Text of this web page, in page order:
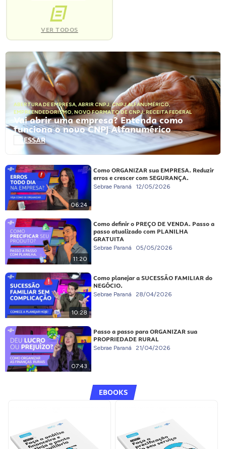
VER TODOS
ABERTURA DE EMPRESA, ABRIR CNPJ,CNPJ ALFANUMÉRICO,
EMPREENDEDORISMO, NOVO FORMATO DE CNPJ,RECEITA FEDERAL
Vai abrir uma empresa? Entenda como
funciona o novo CNPJ Alfanumérico
ACESSAR
06:24
Como ORGANIZAR sua EMPRESA. Reduzir
erros e crescer com SEGURANÇA.
Sebrae Paraná 12/05/2026
11:20
Como definir o PREÇO DE VENDA. Passo a
passo atualizado com PLANILHA
GRATUITA
Sebrae Paraná 05/05/2026
10:28
Como planejar a SUCESSÃO FAMILIAR do
NEGÓCIO.
Sebrae Paraná 28/04/2026
07:43
Passo a passo para ORGANIZAR sua
PROPRIEDADE RURAL
Sebrae Paraná 21/04/2026
EBOOKS